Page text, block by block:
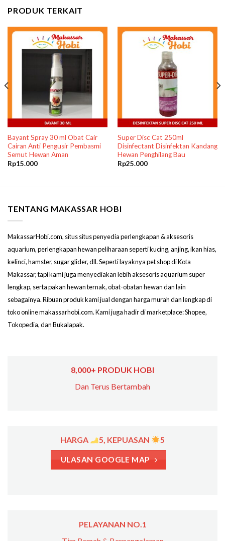
PRODUK TERKAIT
Bayant Spray 30 ml Obat Cair
Cairan Anti Pengusir Pembasmi
Semut Hewan Aman
Rp15.000
Super Disc Cat 250ml
Disinfectant Disinfektan Kandang
Hewan Penghilang Bau
Rp25.000
TENTANG MAKASSAR HOBI
MakassarHobi.com, situs situs penyedia perlengkapan & aksesoris
aquarium, perlengkapan hewan peliharaan seperti kucing, anjing, ikan hias,
kelinci, hamster, sugar glider, dll. Seperti layaknya pet shop di Kota
Makassar, tapi kami juga menyediakan lebih aksesoris aquarium super
lengkap, serta pakan hewan ternak, obat-obatan hewan dan lain
sebagainya. Ribuan produk kami jual dengan harga murah dan lengkap di
toko online makassarhobi.com. Kami juga hadir di marketplace: Shopee,
Tokopedia, dan Bukalapak.
8,000+ PRODUK HOBI
Dan Terus Bertambah
HARGA 5, KEPUASAN 5
ULASAN GOOGLE MAP
PELAYANAN NO.1